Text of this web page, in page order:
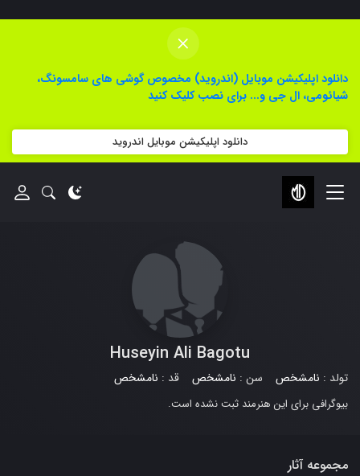
×
دانلود اپلیکیشن موبایل (اندروید) مخصوص گوشی های سامسونگ،
شیائومی، ال جی و... برای نصب کلیک کنید
دانلود اپلیکیشن موبایل اندروید
Huseyin Ali Bagotu
تولد : نامشخص سن : نامشخص قد : نامشخص
بیوگرافی برای این هنرمند ثبت نشده است.
مجموعه آثار